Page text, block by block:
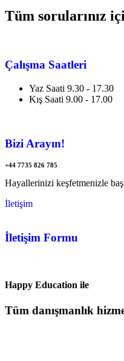
Tüm sorularınız
Çalışma Saatleri
Yaz Saati 9.30 - 17.30
Kış Saati 9.00 - 17.00
Bizi Arayın!
+44 7735 826 785
Hayallerinizi keşfetmenizle
İletişim
İletişim Formu
Happy Education ile
Tüm danışmanlık